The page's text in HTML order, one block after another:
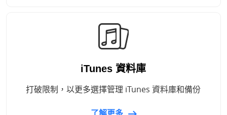
iTunes 資料庫
打破限制，以更多選擇管理 iTunes 資料庫和備份